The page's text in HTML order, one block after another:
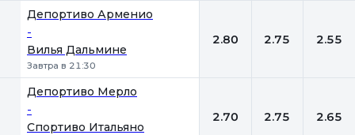
Депортиво Арменио
-
Вилья Дальмине
Завтра в 21:30
2.80 2.75 2.55
Депортиво Мерло
-
Спортиво Итальяно
2.70 2.75 2.65